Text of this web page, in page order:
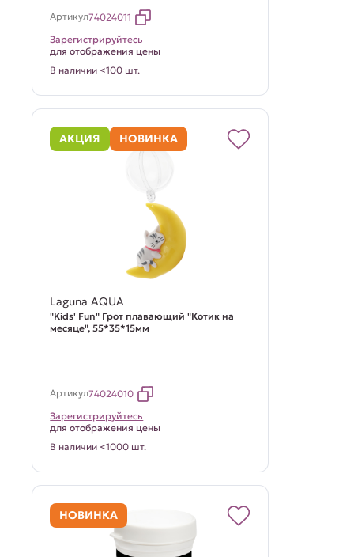
Артикул74024011
Зарегистрируйтесь
для отображения цены
В наличии <100 шт.
АКЦИЯ НОВИНКА
Laguna AQUA
"Kids' Fun" Грот плавающий "Котик на
месяце", 55*35*15мм
Артикул74024010
Зарегистрируйтесь
для отображения цены
В наличии <1000 шт.
НОВИНКА